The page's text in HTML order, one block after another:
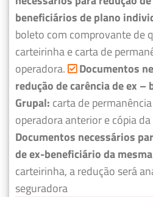
beneficiários de plano
boleto com comprovante de
carteirinha e carta de
operadora.
Documentos
redução de carência de ex –
Grupal: carta de
operadora anterior e cópia
Documentos necessários
de ex-beneficiário da
carteirinha, a redução será
seguradora